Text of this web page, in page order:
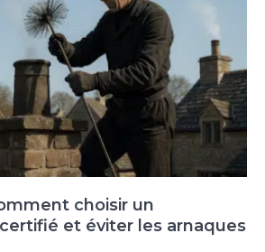
choisir un
et éviter les arnaques